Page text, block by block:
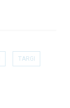
TARGI